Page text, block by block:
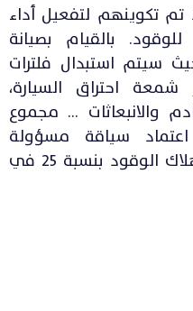
تم تكوينهم لتفعيل أداء
بالقيام بصيانة
سيتم استبدال فلترات
شمعة احتراق السيارة،
والانبعاثات … مجموع
سياقة مسؤولة
سيسهمون في تقليص استهلاك الوقود بنسبة 25 في